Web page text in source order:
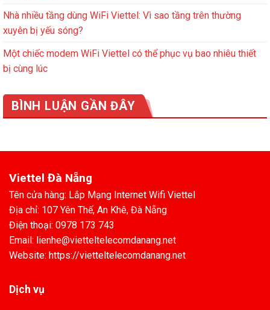
Nhà nhiều tầng dùng WiFi Viettel: Vì sao tầng trên thường
xuyên bị yếu sóng?
Một chiếc modem WiFi Viettel có thể phục vụ bao nhiêu thiết
bị cùng lúc
BÌNH LUẬN GẦN ĐÂY
Viettel Đà Nẵng
Tên cửa hàng: Lắp Mạng Internet Wifi Viettel
Địa chỉ: 107 Yên Thế, An Khê, Đà Nẵng
Điện thoại: 0978 173 743
Email: lienhe@vietteltelecomdanang.net
Website: https://vietteltelecomdanang.net
Dịch vụ